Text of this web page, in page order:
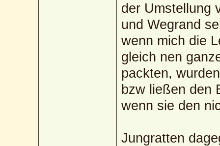
der Umstellung
und Wegrand
wenn mich die
gleich nen
packten,
bzw ließen den
wenn sie den
Jungratten